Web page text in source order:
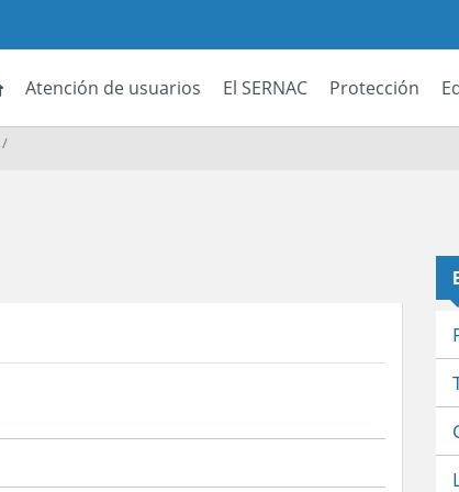
Atención de usuarios El SERNAC Protección
/